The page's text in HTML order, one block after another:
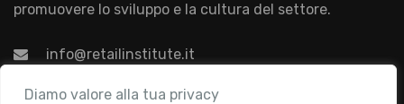
Diamo valore alla tua privacy
promuovere lo sviluppo e la cultura del settore.
info@retailinstitute.it
Associazione